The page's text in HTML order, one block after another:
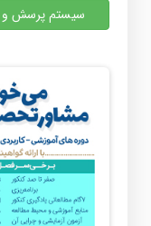
سیستم پرسش و